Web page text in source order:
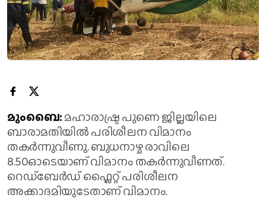
മുംബൈ:മഹാരാഷ്ട്ര പുണെ ജില്ലയിലെ
ബാരാമതിയിൽ പരിശീലന വിമാനം
തകർന്നുവീണു. ബുധനാഴ്ച രാവിലെ
8.50ഓടെയാണ് വിമാനം തകർന്നുവീണത്.
റെഡ്ബേർഡ് ഫ്ലൈറ്റ് പരിശീലന
അക്കാദമിയുടേതാണ് വിമാനം.